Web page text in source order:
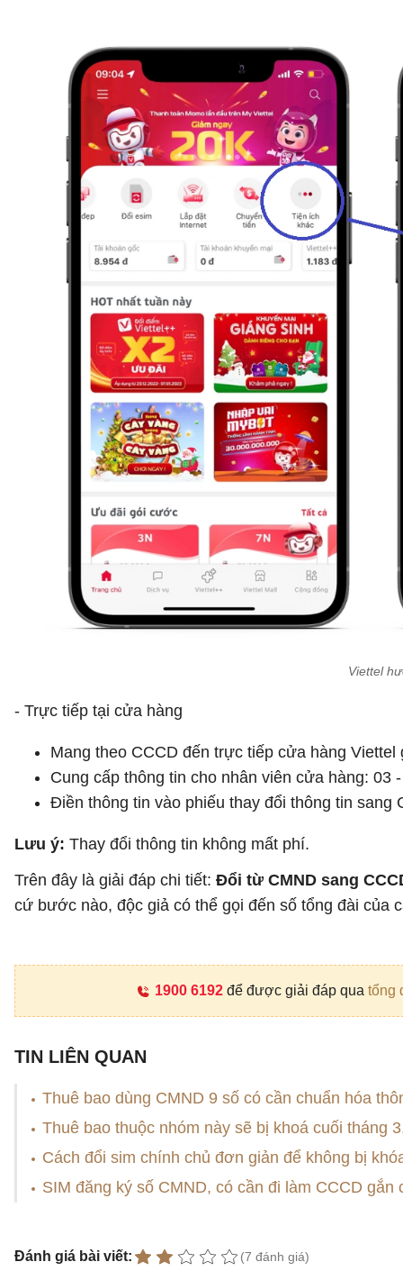
Viettel
- Trực tiếp tại cửa hàng
Mang theo CCCD đến trực tiếp cửa hàng Viettel
Cung cấp thông tin cho nhân viên cửa hàng:
Điền thông tin vào phiếu thay đổi thông tin sang
Lưu ý: Thay đổi thông tin không mất phí.
Trên đây là giải đáp chi tiết: Đổi từ CMND sang
cứ bước nào, độc giả có thể gọi đến số tổng đài của
1900 6192để được giải đáp qua tổng
TIN LIÊN QUAN
Thuê bao dùng CMND 9 số có cần chuẩn hóa
Thuê bao thuộc nhóm này sẽ bị khoá cuối tháng
Cách đổi sim chính chủ đơn giản để không bị
SIM đăng ký số CMND, có cần đi làm CCCD gắn
Đánh giá bài viết: (7 đánh giá)